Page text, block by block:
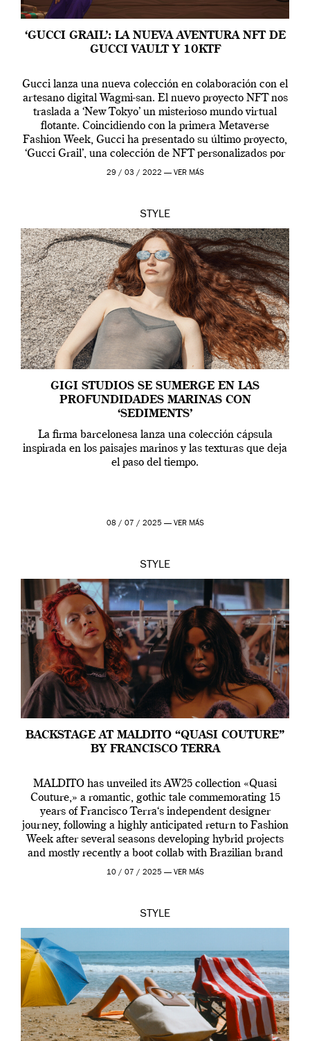
‘GUCCI GRAIL’: LA NUEVA AVENTURA NFT DE
GUCCI VAULT Y 10KTF
Gucci lanza una nueva colección en colaboración con el
artesano digital Wagmi-san. El nuevo proyecto NFT nos
traslada a ‘New Tokyo’ un misterioso mundo virtual
flotante. Coincidiendo con la primera Metaverse
Fashion Week, Gucci ha presentado su último proyecto,
‘Gucci Grail’, una colección de NFT personalizados por
Alessandro Michele, director creativo de la casa italiana
29 / 03 / 2022 — VER MÁS
STYLE
GIGI STUDIOS SE SUMERGE EN LAS
PROFUNDIDADES MARINAS CON
‘SEDIMENTS’
La firma barcelonesa lanza una colección cápsula
inspirada en los paisajes marinos y las texturas que deja
el paso del tiempo.
08 / 07 / 2025 — VER MÁS
STYLE
BACKSTAGE AT MALDITO “QUASI COUTURE”
BY FRANCISCO TERRA
MALDITO has unveiled its AW25 collection «Quasi
Couture,» a romantic, gothic tale commemorating 15
years of Francisco Terra‘s independent designer
journey, following a highly anticipated return to Fashion
Week after several seasons developing hybrid projects
and mostly recently a boot collab with Brazilian brand
Melissa. This fashion show is a component of Francisco
10 / 07 / 2025 — VER MÁS
STYLE